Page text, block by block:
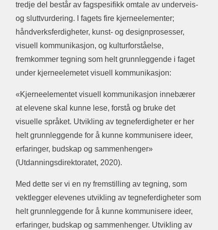
tredje del består av fagspesifikk omtale av underveis-
og sluttvurdering. I fagets fire kjerneelementer;
håndverksferdigheter, kunst- og designprosesser,
visuell kommunikasjon, og kulturforståelse,
fremkommer tegning som helt grunnleggende i faget
under kjerneelemetet visuell kommunikasjon:
«Kjerneelementet visuell kommunikasjon innebærer
at elevene skal kunne lese, forstå og bruke det
visuelle språket. Utvikling av tegneferdigheter er her
helt grunnleggende for å kunne kommunisere ideer,
erfaringer, budskap og sammenhenger»
(Utdanningsdirektoratet, 2020).
Med dette ser vi en ny fremstilling av tegning, som
vektlegger elevenes utvikling av tegneferdigheter som
helt grunnleggende for å kunne kommunisere ideer,
erfaringer, budskap og sammenhenger. Utvikling av